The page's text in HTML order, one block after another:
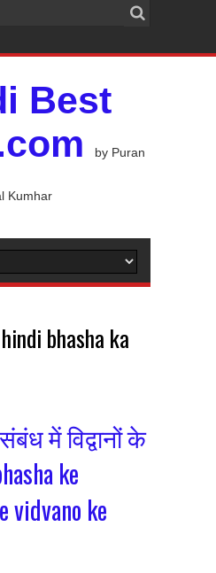
Best
by Puran
Kumhar
hindi bhasha ka
में विद्वानों के
ke
vidvano ke